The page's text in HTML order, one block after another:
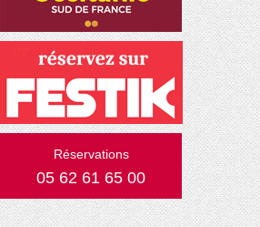
Réservations
05 62 61 65 00